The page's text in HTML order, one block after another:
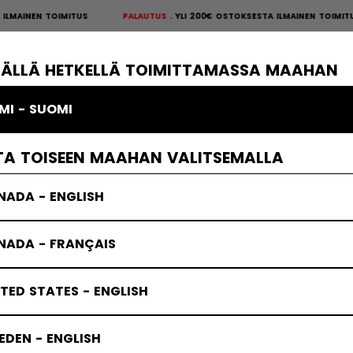
HETKELLÄ TOIMITTAMASSA MAAHAN
- SUOMI
TOISEEN MAAHAN VALITSEMALLA
- ENGLISH
- FRANÇAIS
STATES - ENGLISH
- ENGLISH
TOIMITUSPALAUTUS YLI 200€ OSTOKSESTA ILMAINEN TOIMITUS
MAALIVAHTI VAATTEET